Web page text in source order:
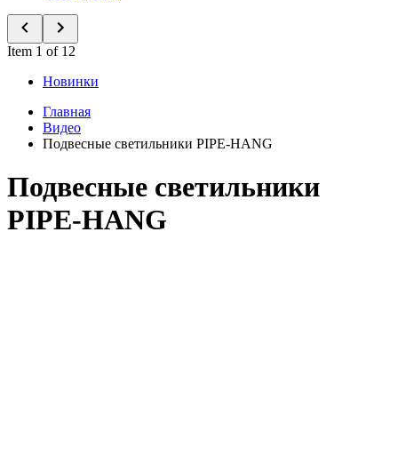
Item 1 of 12
Новинки
Главная
Видео
Подвесные светильники PIPE-HANG
Подвесные светильники
PIPE-HANG